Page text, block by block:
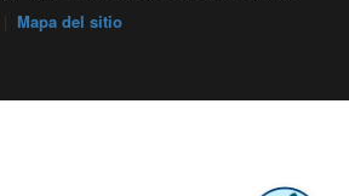
Mapa del sitio